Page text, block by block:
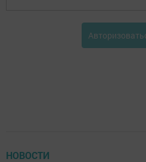
НОВОСТИ